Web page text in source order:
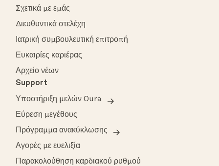
Σχετικά με εμάς
Διευθυντικά στελέχη
Ιατρική συμβουλευτική επιτροπή
Ευκαιρίες καριέρας
Αρχείο νέων
Support
Υποστήριξη μελών Oura
Εύρεση μεγέθους
Πρόγραμμα ανακύκλωσης
Αγορές με ευελιξία
Παρακολούθηση καρδιακού ρυθμού